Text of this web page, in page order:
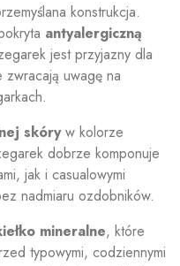
konstrukcja.
antyalergiczną
jest przyjazny dla
uwagę na
skóryw kolorze
dobrze komponuje
jak i casualowymi
nadmiaru ozdobników.
mineralne, które
typowymi, codziennymi